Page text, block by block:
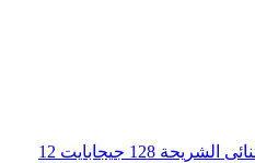
موبايل انفينكس هوت 60i ثنائى الشريحة 128 جيجابايت 12